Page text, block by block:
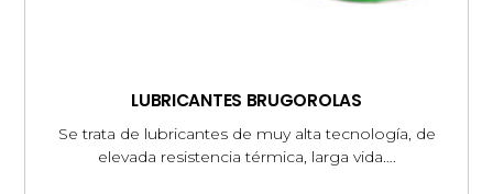
LUBRICANTES BRUGOROLAS
Se trata de lubricantes de muy alta tecnología, de
elevada resistencia térmica, larga vida….